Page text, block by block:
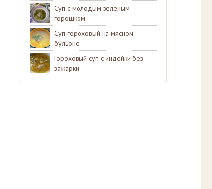
Суп с молодым зеленым
горошком
Суп гороховый на мясном
бульоне
Гороховый суп с индейки без
зажарки